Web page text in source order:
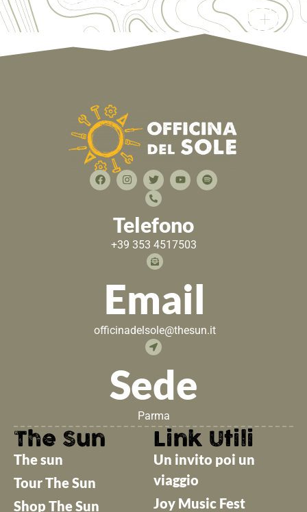
Telefono
+39 353 4517503
Email
officinadelsole@thesun.it
Sede
Parma
The Sun
The sun
Tour The Sun
Shop The Sun
Link Utili
Un invito poi un
viaggio
Joy Music Fest